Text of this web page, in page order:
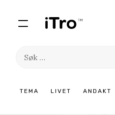
TEMA LIVET ANDAKT
Søk